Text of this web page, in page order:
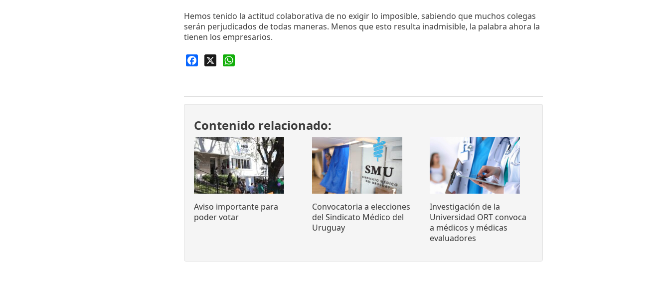
Hemos tenido la actitud colaborativa de no exigir lo imposible, sabiendo que muchos colegas
serán perjudicados de todas maneras. Menos que esto resulta inadmisible, la palabra ahora la
tienen los empresarios.
Facebook
Contenido relacionado:
Aviso importante para
poder votar
Convocatoria a elecciones
del Sindicato Médico del
Uruguay
Investigación de la
Universidad ORT convoca
a médicos y médicas
evaluadores